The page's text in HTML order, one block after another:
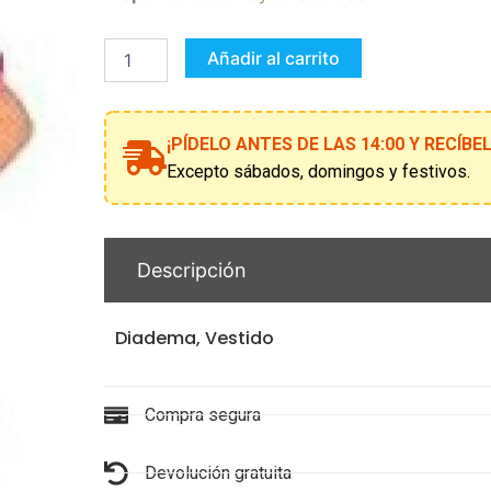
ENFERMERA
10-
cantidad
Añadir al carrito
¡PÍDELO ANTES DE LAS 14:00 Y
Excepto sábados, domingos y festivos.
Descripción
Diadema, Vestido
Compra segura
Devolución gratuita